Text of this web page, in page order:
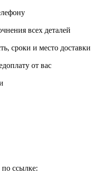
всех деталей
сроки и место доставки
от вас
ссылке: